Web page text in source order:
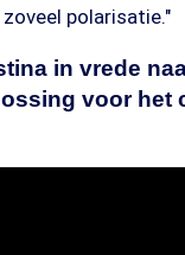
polarisatie."
in vrede
voor het